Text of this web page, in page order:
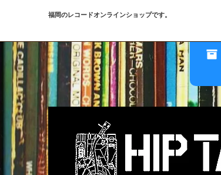
福岡のレコードオンラインショップです。